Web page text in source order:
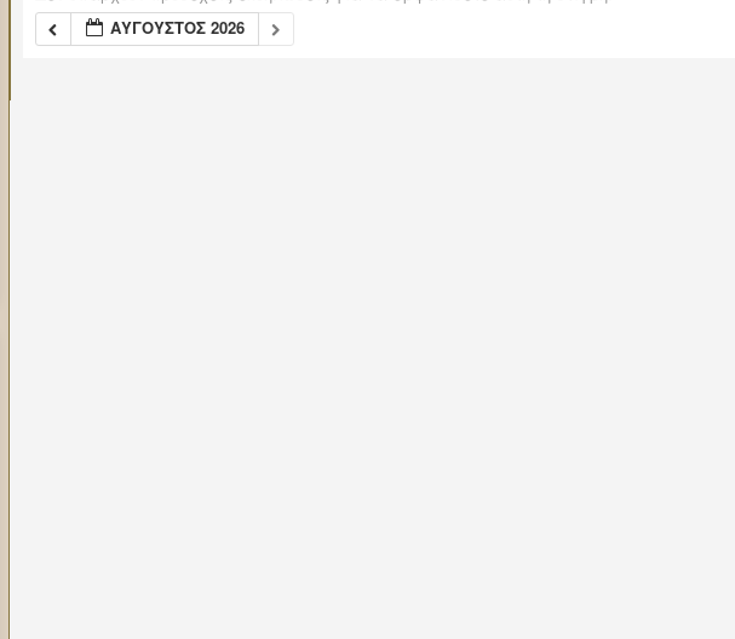
ΑΎΓΟΥΣΤΟΣ 2026